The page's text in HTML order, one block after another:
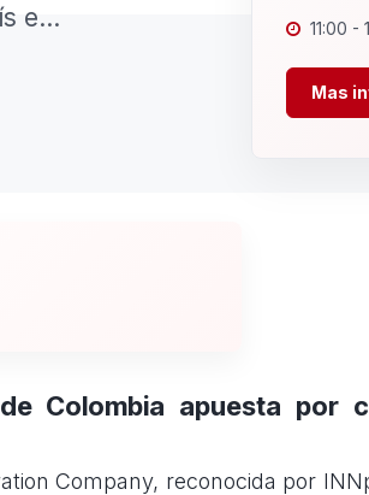
e...
11:00 -
Mas
Colombia apuesta por
Company, reconocida por